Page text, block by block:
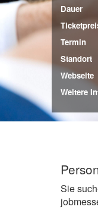
Dauer
Termin
Standort
Webseite
Weitere
Sie